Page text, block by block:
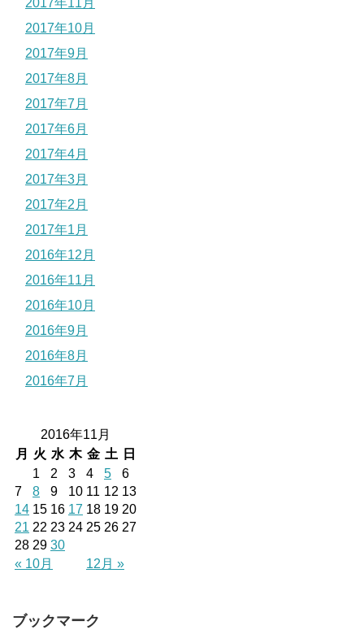
2017年10月
2017年9月
2017年8月
2017年7月
2017年6月
2017年4月
2017年3月
2017年2月
2017年1月
2016年12月
2016年11月
2016年10月
2016年9月
2016年8月
2016年7月
2016年11月
月
火 水 木 金 土 日
« 10月 12月 »
1 2 3 4 5
6
7
8 9 10 11 12 13
14 15 16 17 18 19 20
21 22 23 24 25 26 27
28 29 30
ブックマーク